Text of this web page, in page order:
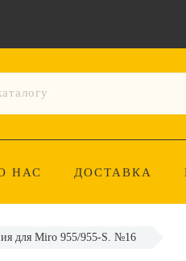
НАС ДОСТАВКА
для Miro 955/955-S. №16